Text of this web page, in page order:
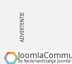
de Nederlandstalige